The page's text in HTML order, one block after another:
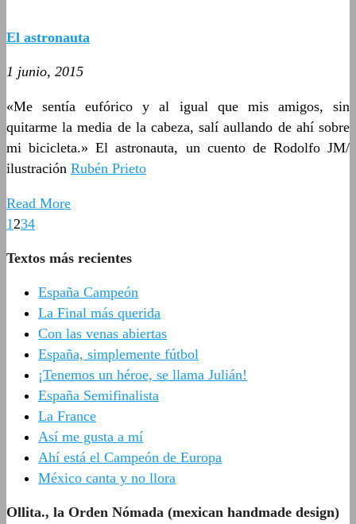
El astronauta
1 junio, 2015
«Me sentía eufórico y al igual que mis amigos, sin
quitarme la media de la cabeza, salí aullando de ahí sobre
mi bicicleta.» El astronauta, un cuento de Rodolfo JM/
ilustración Rubén Prieto
Read More
1 234
Textos más recientes
España Campeón
La Final más querida
Con las venas abiertas
España, simplemente fútbol
¡Tenemos un héroe, se llama Julián!
España Semifinalista
La France
Así me gusta a mí
Ahí está el Campeón de Europa
México canta y no llora
Ollita., la Orden Nómada (mexican handmade design)